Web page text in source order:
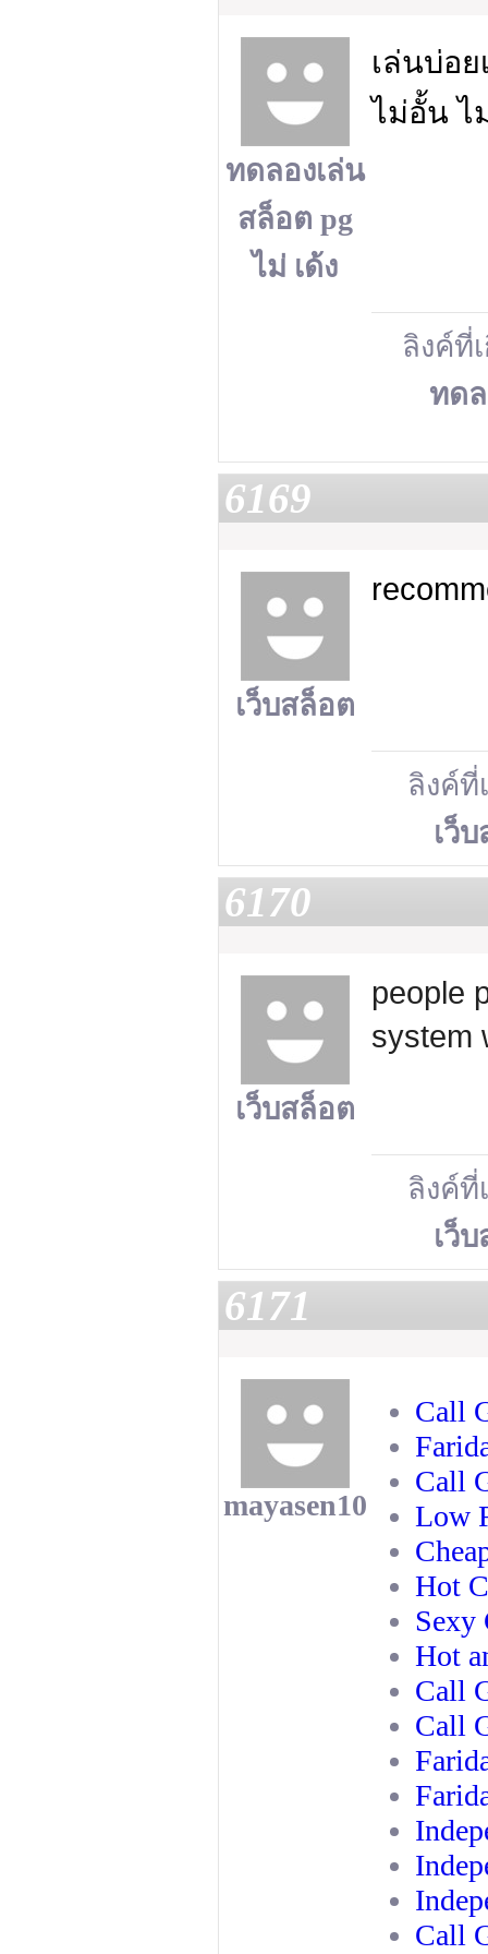
ทดลองเล่น
สล็อต pg
ไม่ เด้ง
เล่นบ่อ
ไม่อั้น ไ
ลิงค์ที่
ทด
6169
เว็บสล็อต
ลิงค์ที่
เว็
6170
เว็บสล็อต
people
system
ลิงค์ที่
เว็
6171
mayasen10
Call
Call
Low
Hot
Sexy
Hot
Call
Call
Call